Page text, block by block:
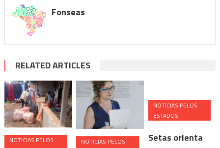
Fonseas
RELATED ARTICLES
NOTICIAS PELOS
NOTICIAS PELOS
NOTICIAS PELOS
ESTADOS
Setas orienta